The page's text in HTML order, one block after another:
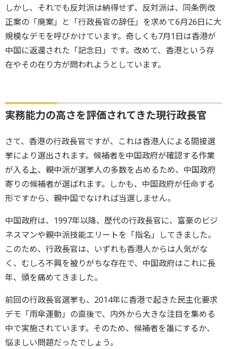
しかし、それでも反対派は納得せず、反対派は、同条例改
正案の「廃案」と「行政長官の辞任」を求めて6月26日に大
規模なデモを呼びかけています。奇しくも7月1日は香港が
中国に返還された「記念日」です。改めて、香港という存
在やその在り方が問われようとしています。
実務能力の高さを評価されてきた現行政長官
さて、香港の行政長官ですが、これは香港人による間接選
挙により選出されます。候補者を中国政府が確認する作業
が入る上、親中派が選挙人の多数を占めるため、中国政府
寄りの候補者が選ばれます。しかも、中国政府が任命する
形ですから、親中国でなければ当選しません。
中国政府は、1997年以降、歴代の行政長官に、富豪のビジ
ネスマンや親中派技能エリートを「指名」してきました。
このため、行政長官は、いずれも香港人からは人気がな
く、むしろ不興を被りがちな存在で、中国政府はこれに長
年、頭を痛めてきました。
前回の行政長官選挙も、2014年に香港で起きた民主化要求
デモ「雨傘運動」の直後で、内外から大きな注目を集める
中で実施されています。そのため、候補者を誰にするか、
悩ましい問題だったでしょう。